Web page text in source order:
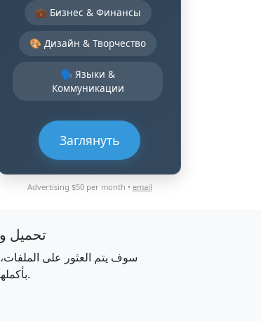
💼 Бизнес & Финансы
🎨 Дизайн & Творчество
🗣️ Языки &
Коммуникации
Заглянуть
Advertising $50 per month • email
تحميل
سوف يتم العثور على
بأكملها. وجدته، تحميله.